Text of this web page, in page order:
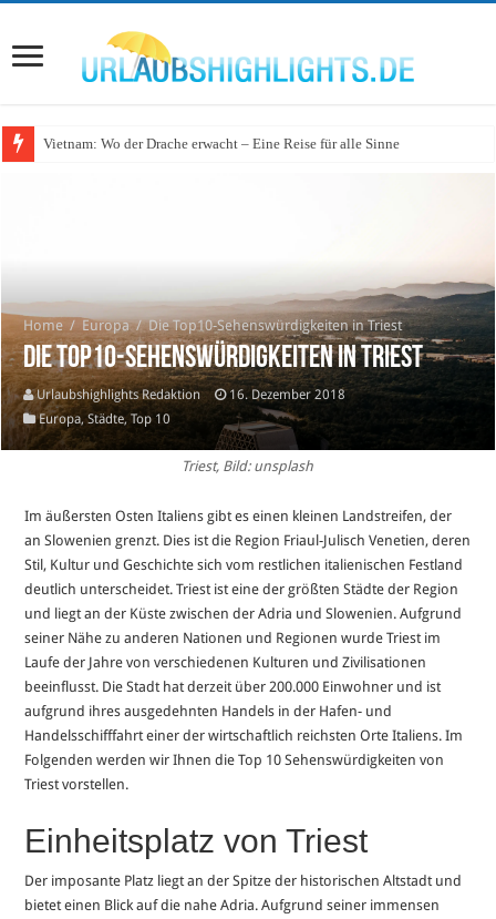
Vietnam: Wo der Drache erwacht – Eine Reise für alle Sinne
Wo lohnt sich Urlaub auf dem Wasser in Deutschland?
Home / Europa / Die Top10-Sehenswürdigkeiten in Triest
Die Top10-Sehenswürdigkeiten in Triest
Urlaubshighlights Redaktion
16. Dezember 2018
Europa,Städte,Top 10
Triest, Bild: unsplash
Im äußersten Osten Italiens gibt es einen kleinen Landstreifen, der
an Slowenien grenzt. Dies ist die Region Friaul-Julisch Venetien, deren
Stil, Kultur und Geschichte sich vom restlichen italienischen Festland
deutlich unterscheidet. Triest ist eine der größten Städte der Region
und liegt an der Küste zwischen der Adria und Slowenien. Aufgrund
seiner Nähe zu anderen Nationen und Regionen wurde Triest im
Laufe der Jahre von verschiedenen Kulturen und Zivilisationen
beeinflusst. Die Stadt hat derzeit über 200.000 Einwohner und ist
aufgrund ihres ausgedehnten Handels in der Hafen- und
Handelsschifffahrt einer der wirtschaftlich reichsten Orte Italiens. Im
Folgenden werden wir Ihnen die Top 10 Sehenswürdigkeiten von
Triest vorstellen.
Einheitsplatz von Triest
Der imposante Platz liegt an der Spitze der historischen Altstadt und
bietet einen Blick auf die nahe Adria. Aufgrund seiner immensen